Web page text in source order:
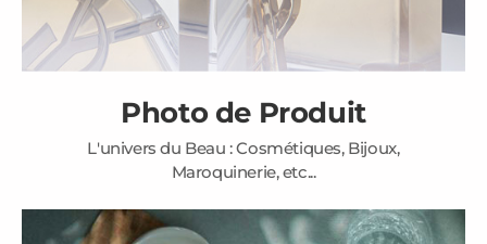
Photo de Produit
L'univers du Beau : Cosmétiques, Bijoux,
Maroquinerie, etc...